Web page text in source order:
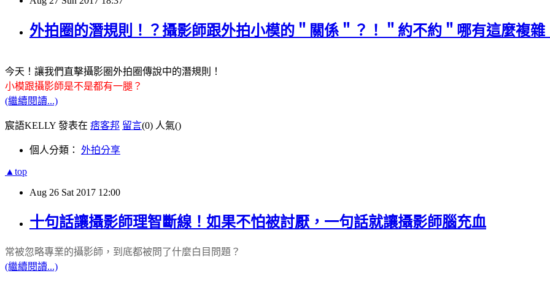
外拍圈的潛規則！？攝影師跟外拍小模的＂關係＂？！＂約不約＂哪有這麼複
今天！讓我們直擊攝影圈外拍圈傳說中的潛規則！
小模跟攝影師是不是都有一腿？
(繼續閱讀...)
宸語KELLY 發表在 痞客邦 留言(0) 人氣()
個人分類： 外拍分享
▲top
Aug 26 Sat 2017 12:00
十句話讓攝影師理智斷線！如果不怕被討厭，一句話就讓攝影師腦充血
常被忽略專業的攝影師，到底都被問了什麼白目問題？
(繼續閱讀...)